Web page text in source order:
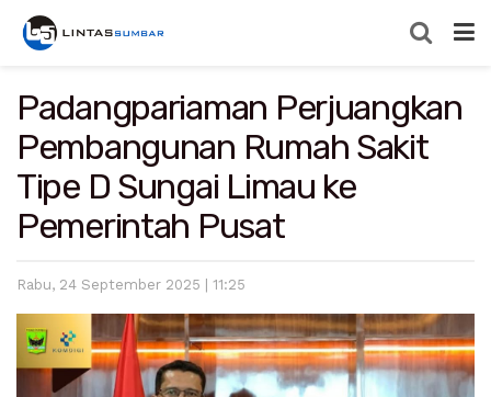
Padangpariaman Perjuangkan
Pembangunan Rumah Sakit
Tipe D Sungai Limau ke
Pemerintah Pusat
Rabu, 24 September 2025 | 11:25